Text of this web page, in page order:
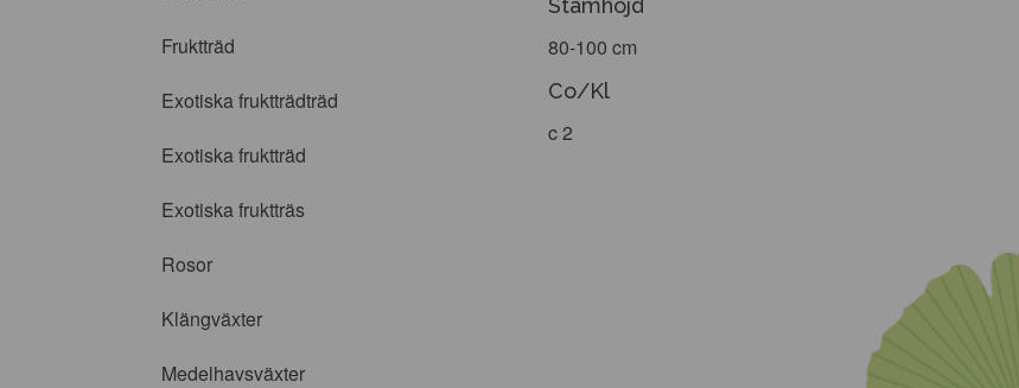
Fruktträd
Exotiska fruktträdträd
Exotiska fruktträd
Exotiska fruktträs
Rosor
Klängväxter
Medelhavsväxter
80-100 cm
Co/Kl
c 2